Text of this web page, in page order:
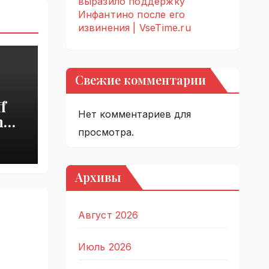
Инфантино после его
извинения | VseTime.ru
Свежие комментарии
Нет комментариев для
просмотра.
Архивы
Август 2026
Июль 2026